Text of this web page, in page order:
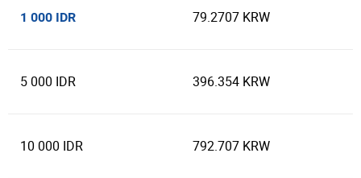
1 000 IDR 79.2707 KRW
5 000 IDR 396.354 KRW
10 000 IDR 792.707 KRW